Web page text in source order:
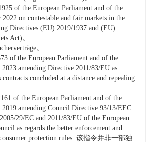
of the European Parliament and of the
on contestable and fair markets in the
Directives (EU) 2019/1937 and (EU)
Act)。
。
of the European Parliament and of the
amending Directive 2011/83/EU as
concluded at a distance and repealing
of the European Parliament and of the
amending Council Directive 93/13/EEC
29/EC and 2011/83/EU of the European
as regards the better enforcement and
protection rules. 该指令并非一部独